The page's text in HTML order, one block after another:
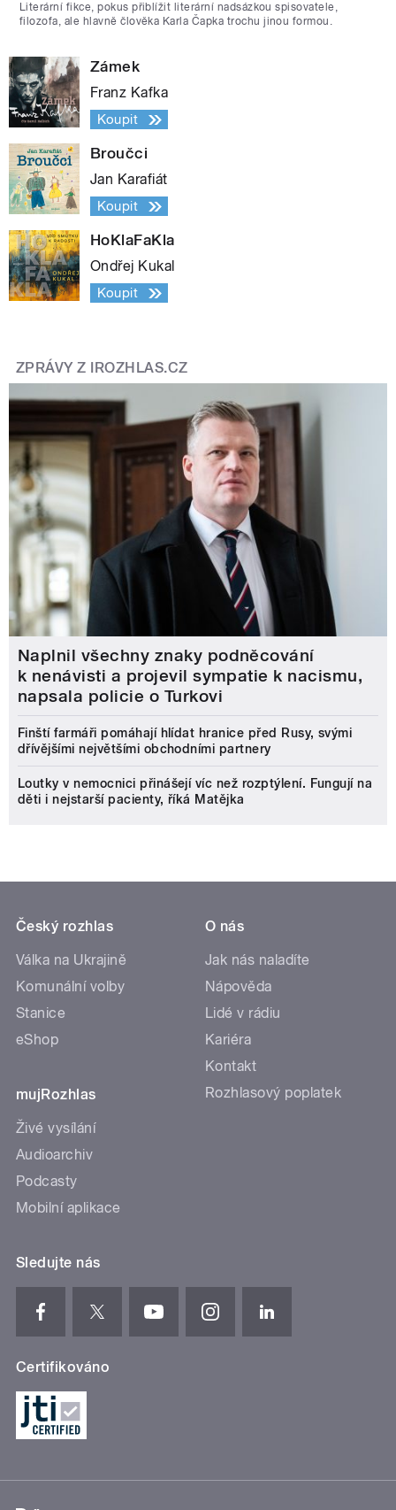
Literární fikce, pokus přiblížit literární nadsázkou spisovatele,
filozofa, ale hlavně člověka Karla Čapka trochu jinou formou.
Zámek
Franz Kafka
Koupit
Broučci
Jan Karafiát
Koupit
HoKlaFaKla
Ondřej Kukal
Koupit
ZPRÁVY Z IROZHLAS.CZ
Naplnil všechny znaky podněcování
k nenávisti a projevil sympatie k nacismu,
napsala policie o Turkovi
Finští farmáři pomáhají hlídat hranice před Rusy, svými
dřívějšími největšími obchodními partnery
Loutky v nemocnici přinášejí víc než rozptýlení. Fungují na
děti i nejstarší pacienty, říká Matějka
Český rozhlas
Válka na Ukrajině
Komunální volby
Stanice
eShop
mujRozhlas
Živé vysílání
Audioarchiv
Podcasty
Mobilní aplikace
O nás
Jak nás naladíte
Nápověda
Lidé v rádiu
Kariéra
Kontakt
Rozhlasový poplatek
Sledujte nás
Certifikováno